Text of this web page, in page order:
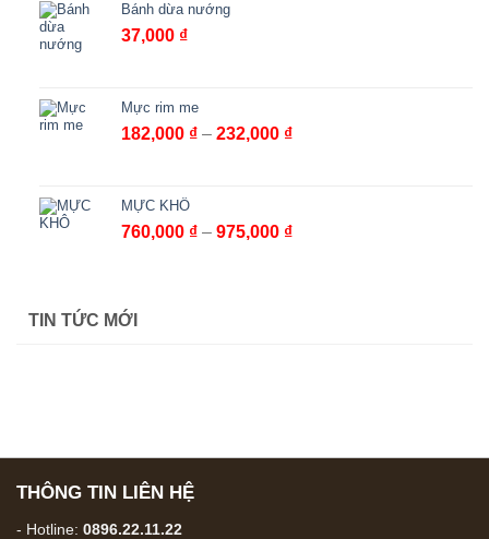
Bánh dừa nướng
37,000 ₫
Mực rim me
182,000 ₫ – 232,000 ₫Khoảng
đến
MỰC KHÔ
760,000 ₫ – 975,000 ₫Khoảng
TIN TỨC MỚI
THÔNG TIN LIÊN HỆ
- Hotline: 0896.22.11.22